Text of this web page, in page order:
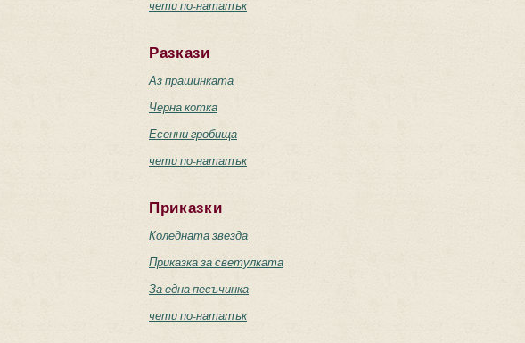
чети по-нататък
Разкази
Аз прашинката
Черна котка
Есенни гробища
чети по-нататък
Приказки
Коледната звезда
Приказка за светулката
За една песъчинка
чети по-нататък